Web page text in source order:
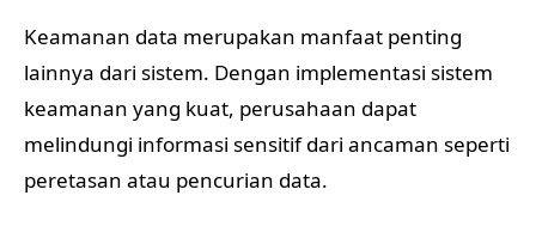
Keamanan data merupakan manfaat penting
lainnya dari sistem. Dengan implementasi sistem
keamanan yang kuat, perusahaan dapat
melindungi informasi sensitif dari ancaman seperti
peretasan atau pencurian data.